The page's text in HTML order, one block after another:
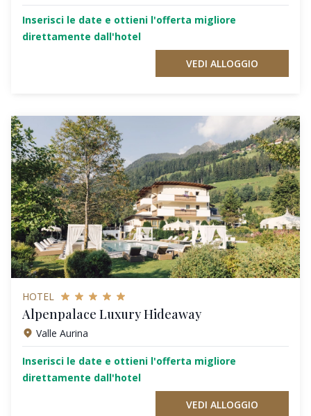
Inserisci le date e ottieni l'offerta migliore
direttamente dall'hotel
VEDI ALLOGGIO
HOTEL
Alpenpalace Luxury Hideaway
Valle Aurina
Inserisci le date e ottieni l'offerta migliore
direttamente dall'hotel
VEDI ALLOGGIO